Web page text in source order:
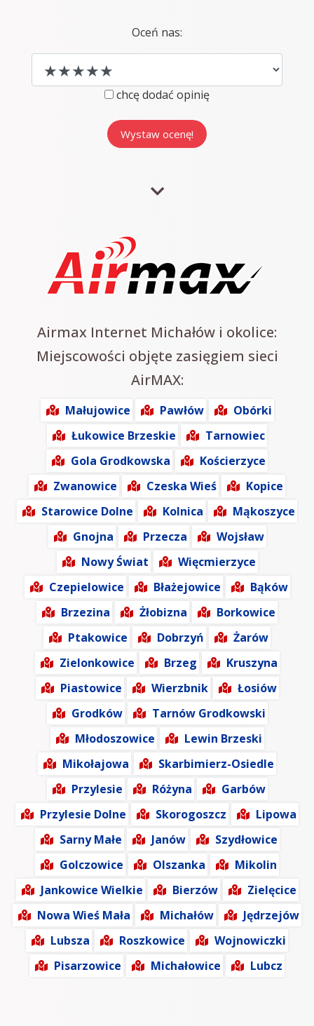
Oceń nas:
chcę dodać opinię
Airmax Internet Michałów i okolice:
Miejscowości objęte zasięgiem sieci
AirMAX:
Małujowice Pawłów
Obórki
Łukowice Brzeskie
Tarnowiec
Gola Grodkowska
Kościerzyce
Zwanowice
Czeska Wieś
Kopice
Starowice Dolne
Kolnica
Mąkoszyce
Gnojna
Przecza
Wojsław
Nowy Świat
Więcmierzyce
Czepielowice
Błażejowice
Bąków
Brzezina
Żłobizna
Borkowice
Ptakowice
Dobrzyń
Żarów
Zielonkowice
Brzeg
Kruszyna
Piastowice
Wierzbnik
Łosiów
Grodków
Tarnów Grodkowski
Młodoszowice
Lewin Brzeski
Mikołajowa
Skarbimierz-Osiedle
Przylesie
Różyna
Garbów
Przylesie Dolne
Skorogoszcz
Lipowa
Sarny Małe
Janów
Szydłowice
Golczowice
Olszanka
Mikolin
Jankowice Wielkie
Bierzów
Zielęcice
Nowa Wieś Mała
Michałów
Jędrzejów
Lubsza
Roszkowice
Wojnowiczki
Pisarzowice
Michałowice Lubcz